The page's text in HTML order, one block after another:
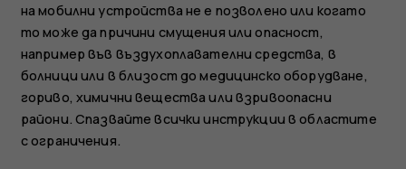
на мобилни устройства не е позволено или когато
то може да причини смущения или опасност,
например във въздухоплавателни средства, в
болници или в близост до медицинско оборудване,
гориво, химични вещества или взривоопасни
райони. Спазвайте всички инструкции в областите
с ограничения.